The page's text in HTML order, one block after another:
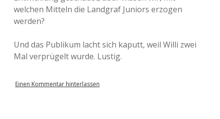
welchen Mitteln die Landgraf Juniors erzogen
werden?
Und das Publikum lacht sich kaputt, weil Willi zwei
Mal verprügelt wurde. Lustig.
Einen Kommentar hinterlassen